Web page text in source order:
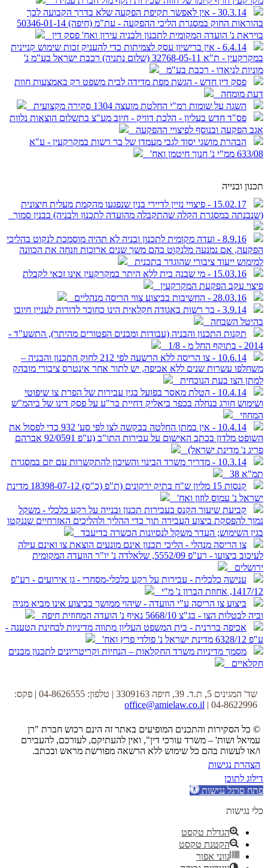
30.3.14 - אין לאפשר תקיפת הפקעה שלא בדרך הקבועה לכך
בהוראות החוק במסגרת הליכי ההפקעה - עת"מ (חיפה) 50346-01-14
בויראת נ' הועדה המקומית לתכנון ולבניה עירון ואח' פסק דין
6.4.14 - אין ברישיון עסק לצמיתות כדי להעניק זכות שימוש קניינית
במקרקעין - ת"א 32768-05-11 (שלום נתניה) רכבת ישראל בע"מ נ'
מוניות לניאדו - רכבת בע"מ
פסק דין חדש - הגשת מפת מדידה לבית משפט רק באמצעות חוות
דעת מומחה
השגה על שומות רמ"י החלטת מועצה 1304 סקירה מקצועית
פס"ד חדש בעליון - הלכת דוויק - חיוב מע"צ בתשלום הוצאות נלוות
אגב הפקעה ובנוסף לפיצויי ההפקעה
הבהרת מושגי יסוד לגבי מעמדו של בר רשות במקרקעין - ע"א
633/08 ממ"י נ' חנוך חיטמן ואח'
תכנון ובנייה
15.02.17 - פיצויי נזיין לדיירי בנין שנפגעו מהקמת מעלית חיצונית
(שנבנתה במסגרת הקלה שהתקבלה מהועדה לתכנון ולבניה) בבנין סמוך
8.9.16 - ועדה מקומית לתכנון ובניה לא תהיה מוסמכת לנקוט בהליכי
הפקעה, אם נמנעה מלנקוט בהם משך שנים ארוכות וזנחה את הכוונה
למימוש ייעוד ציבורי שהוגדר בתכנית
15.03.16 - מי שבנה בית ללא היתר במקרקעין אינו זכאי לקבלת
פיצוי עקב הפקעת המקרקעין
28.03.16 - החשיבות בביצוע צווי הריסה מנהליים
3.9.14 - בר רשות באגודה חקלאית הינו כחוכר לדורות לעניין חיובו
בהיטל השבחה
תקנות התכנון והבניה (עבודות ומבנים הפטורים מהיתר), התשע"ד -
2014 - בתוקף החל מ - 1/8
10.6.14 - צו הריסה ללא הרשעה לפי 212 לחוק התכנון והבניה –
משחלפו עשרות שנים ללא אכיפה, יש לתור אחר אינטרס ציבורי מובהק
למתן הצו בעת הנוכחית
10.4.14 - הטלת מאסר בפועל בגין עבירות של הפרת צו שיפוטי
ושימוש חורג בנחלה בכפר ביאליק דחיית בר"ע על פסק דינו של ביהמ"ש
המחוזי
10.4.14 - אין במתן החלטה בבקשה לצו לפי סע' 932 כדי לפסול את
השופט מלדון בכתב האישום על עבירות התו"ב (ע"פ 92/0591 אברהם
פריג נ' מדינת ישראל)
10.3.14 - מדריך משרד הבינוי והשיכון להתקשרות עם יזם במסגרת
תמ"א 38
קנסות 15 מליון ש"ח בתיק ירקונים (ת"פ (כ"ס) 18398-07-12 מדינת
ישראל נ' עמוס לוזון ואח'
קביעת שיעור הקנס בעבירות תכנון ובנייה על רקע כלכלי - משקל
נמוך להפסקת ביצוע העבירה תוך כדי ההליך ולהליכים האזרחיים שננקטו
בגין השימוש; העדר משקל לנסיונות הכשרה בדיעבד
צו הריסה מנהלי - הליכי תכנון אינם מונעים הוצאת צו ואינם עילה
לעיכוב ביצועו - רע"פ 5552/09, שלאלדה נ' יו"ר הוועדה המקומית
ירושלים
ענישה כלכלית - עבירות על רקע כלכלי-מסחרי - גן אירועים - רע"פ
1417/12, אחוזת הברון נ' מ"י
ביצוע צו הריסה ע"י הוועדה - שיהוי ממושך בביצוע אינו מביא מניה
וביה לבטלות הצו - בג"צ 5668/10 נאיף נ' הועדה המחוזית חיפה
אכיפה בררנית - בית המשפט העליון מתווה מדיניות לבחינת הטענה -
ע"פ 6328/12 מדינת ישראל נ' פולדי פרץ ואח'
מסמך מדיניות משרד החקלאות – הנחיות וקריטריונים לתכנון מבנים
חקלאיים
שד' המגינים 5, ת.ד. 39, חיפה 3309163 | טלפון: 04-8626555 | פקס:
04-8622996 |
office@amielaw.co.il
© כל הסקירות והתכנים המופיעים באתר זה הינם רכוש חברת "רן
עמיאל ושות' – משרד עורכי דין", ואין להעתיקם, לעורכם, להעבירם
ו/או לעשות בהם כל שימוש ללא הרשאה מפורשת מראש ובכתב.
הצהרת נגישות
דילוג לתוכן
פתח סרגל נגישות
כלי נגישות
הגדלת טקסט
הקטנת טקסט
גווני אפור